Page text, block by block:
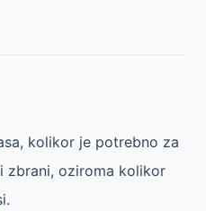
kolikor je potrebno za
zbrani, oziroma kolikor